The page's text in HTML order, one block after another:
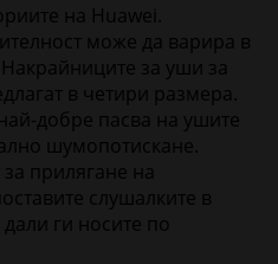
на Huawei.
може да варира в
за уши за
в четири размера.
добре пасва на ушите
шумопотискане.
прилягане на
слушалките в
ги носите по